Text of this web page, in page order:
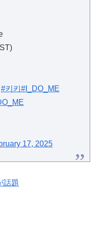
#키키 #I_DO_ME
17, 2025
話題